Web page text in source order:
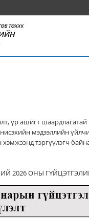
ТӨХХК
үр ашигт шаардлагатай
мэдээллийн
тэргүүлэгч
2026 ОНЫ